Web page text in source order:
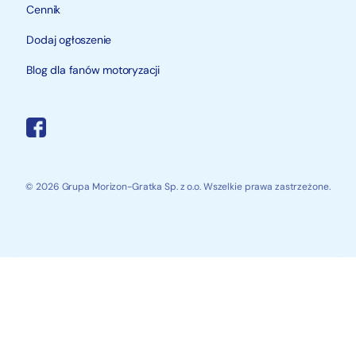
Cennik
Dodaj ogłoszenie
Blog dla fanów motoryzacji
© 2026 Grupa Morizon-Gratka Sp. z o.o. Wszelkie prawa zastrzeżone.